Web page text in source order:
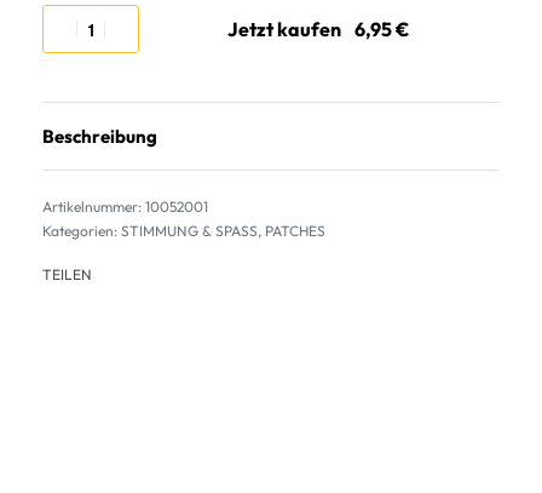
Jetzt kaufen
Beschreibung
10052001
Kategorien: STIMMUNG & SPASS, PATCHES
TEILEN